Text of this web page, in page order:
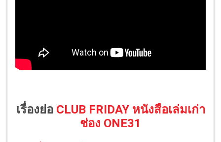
เรื่องย่อ CLUB FRIDAY หนังสือเล่มเก่า
ช่อง ONE31